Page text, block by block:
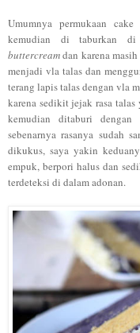
Umumnya permukaan
kemudian di taburkan di
buttercreamdan karena
menjadi vla talas dan
terang lapis talas dengan vla
karena sedikit jejak rasa talas
kemudian ditaburi
sebenarnya rasanya sudah
dikukus, saya yakin
empuk, berpori halus dan
terdeteksi di dalam adonan.